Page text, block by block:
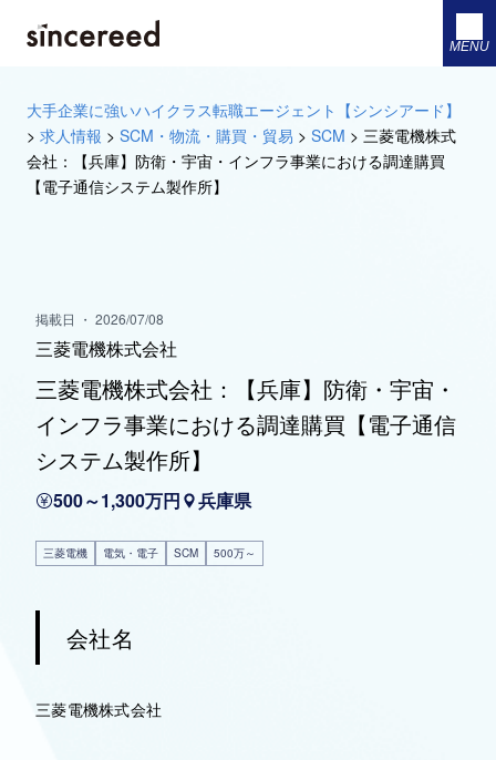
MENU
大手企業に強いハイクラス転職エージェント【シンシアード】
> 求人情報 > SCM・物流・購買・貿易 > SCM > 三菱電機株式
会社：【兵庫】防衛・宇宙・インフラ事業における調達購買
【電子通信システム製作所】
掲載日 ・ 2026/07/08
三菱電機株式会社
三菱電機株式会社：【兵庫】防衛・宇宙・
インフラ事業における調達購買【電子通信
システム製作所】
500～1,300万円 兵庫県
三菱電機 電気・電子 SCM 500万～
会社名
三菱電機株式会社